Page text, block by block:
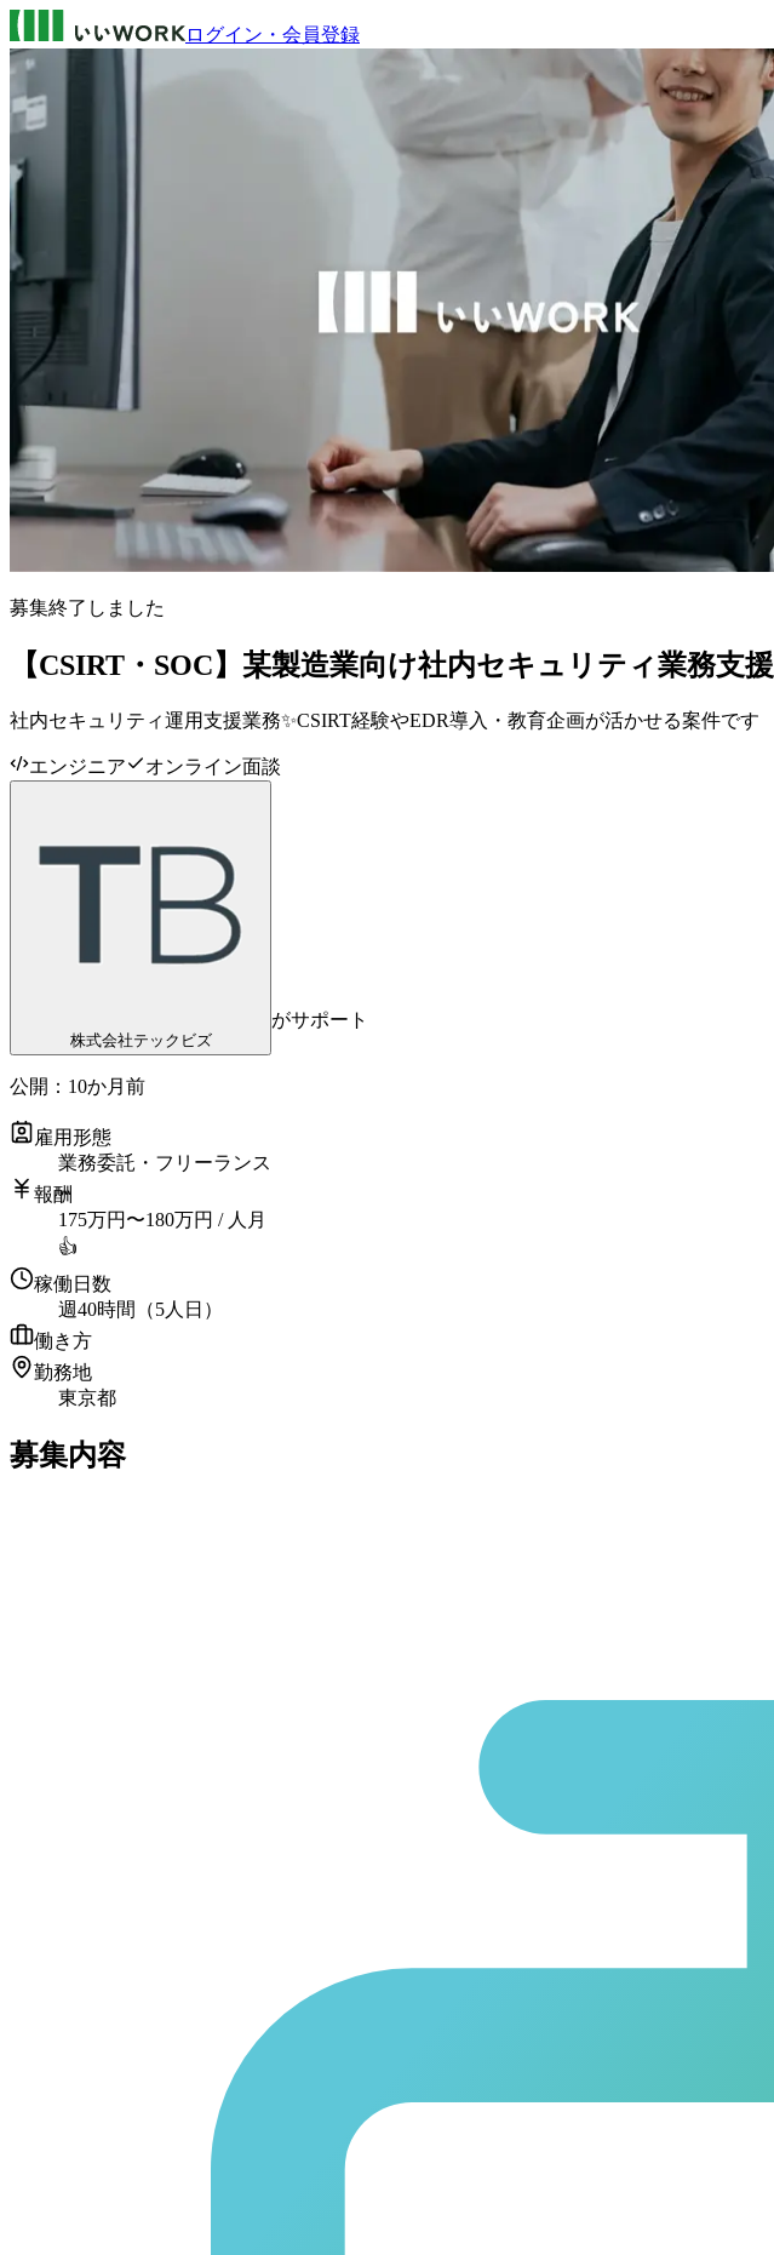
ログイン・会員登録
募集終了しました
【CSIRT・SOC】某製造業向け社内セキュリティ業務支援
社内セキュリティ運用支援業務✨CSIRT経験やEDR導入・教育企画が活かせる案件です
エンジニア オンライン面談
株式会社テックビズ
がサポート
公開： 10か月前
雇用形態
業務委託・フリーランス
報酬
175万円 〜180万円 / 人月
👍
稼働日数
週40時間（5人日）
働き方
勤務地
東京都
募集内容